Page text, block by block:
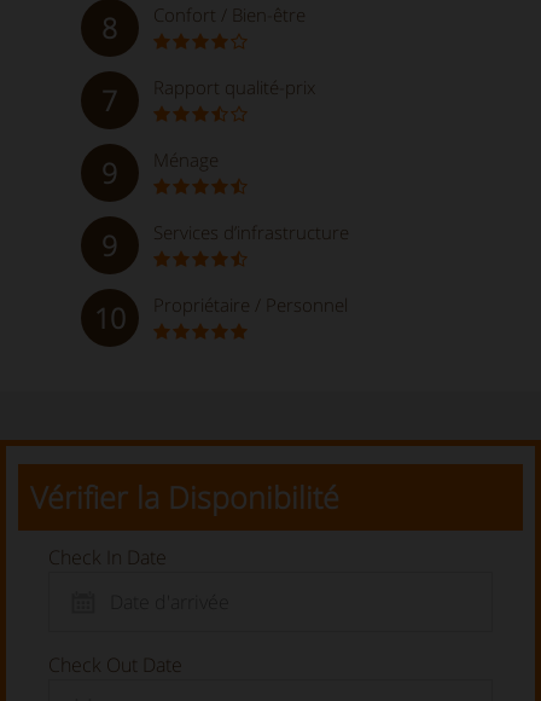
8 Confort / Bien-être
7 Rapport qualité-prix
9 Ménage
9 Services d’infrastructure
10 Propriétaire / Personnel
Vérifier la Disponibilité
Check In Date
Check Out Date